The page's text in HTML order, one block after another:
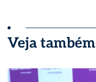
Veja também